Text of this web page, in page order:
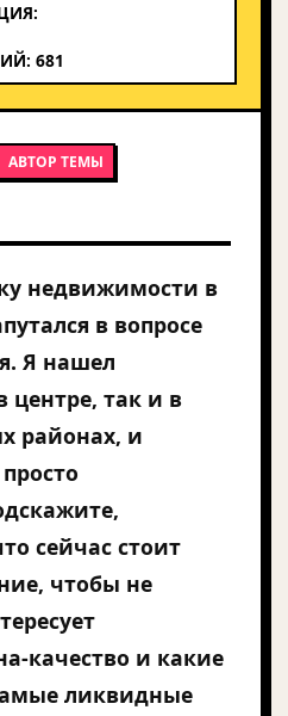
681
АВТОР ТЕМЫ
недвижимости в
в вопросе
Я нашел
центре, так и в
районах, и
сейчас стоит
чтобы не
качество и какие
ликвидные